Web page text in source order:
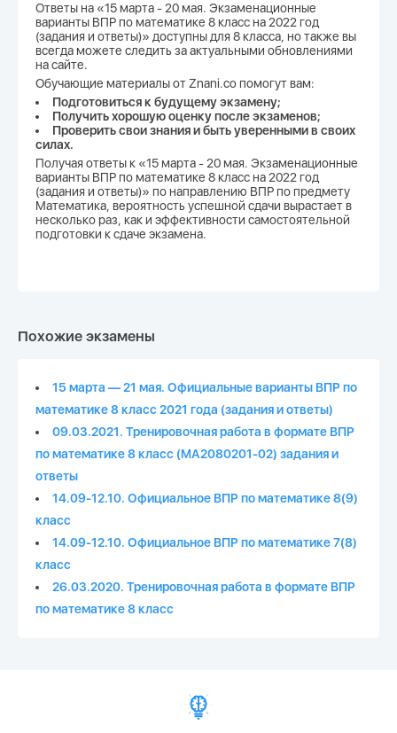
Ответы на «15 марта - 20 мая. Экзаменационные
варианты ВПР по математике 8 класс на 2022 год
(задания и ответы)» доступны для 8 класса, но также вы
всегда можете следить за актуальными обновлениями
на сайте.
Обучающие материалы от Znani.co помогут вам:
Подготовиться к будущему экзамену;
Получить хорошую оценку после экзаменов;
Проверить свои знания и быть уверенными в своих
силах.
Получая ответы к «15 марта - 20 мая. Экзаменационные
варианты ВПР по математике 8 класс на 2022 год
(задания и ответы)» по направлению ВПР по предмету
Математика, вероятность успешной сдачи вырастает в
несколько раз, как и эффективности самостоятельной
подготовки к сдаче экзамена.
Похожие экзамены
15 марта — 21 мая. Официальные варианты ВПР по
математике 8 класс 2021 года (задания и ответы)
09.03.2021. Тренировочная работа в формате ВПР
по математике 8 класс (МА2080201-02) задания и
ответы
14.09-12.10. Официальное ВПР по математике 8(9)
класс
14.09-12.10. Официальное ВПР по математике 7(8)
класс
26.03.2020. Тренировочная работа в формате ВПР
по математике 8 класс